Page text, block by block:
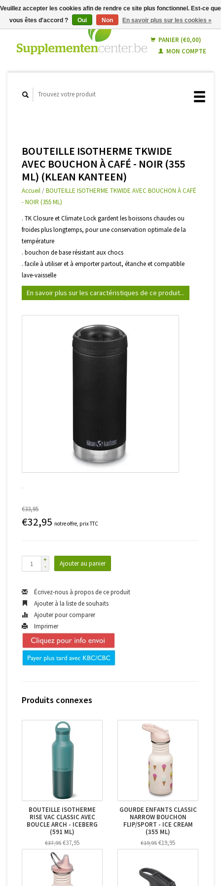
Français
PANIER (€0,00)
MON COMPTE
BOUTEILLE ISOTHERME TKWIDE
AVEC BOUCHON À CAFÉ - NOIR (355
ML) (KLEAN KANTEEN)
Accueil /BOUTEILLE ISOTHERME TKWIDE AVEC BOUCHON À CAFÉ
- NOIR (355 ML)
. TK Closure et Climate Lock gardent les boissons chaudes ou
froides plus longtemps, pour une conservation optimale de la
température
. bouchon de base résistant aux chocs
. facile à utiliser et à emporter partout, étanche et compatible
lave-vaisselle
En savoir plus sur les caractéristiques de ce produit...
€33,95
€32,95 notre offre, prix TTC
+
-
Ajouter au panier
Écrivez-nous à propos de ce produit
Ajouter à la liste de souhaits
Ajouter pour comparer
Imprimer
Produits connexes
BOUTEILLE ISOTHERME
RISE VAC CLASSIC AVEC
BOUCLE ARCH - ICEBERG
(591 ML)
€37,95 €37,95
GOURDE ENFANTS CLASSIC
NARROW BOUCHON
FLIP/SPORT - ICE CREAM
(355 ML)
€19,95 €19,95
Veuillez accepter les cookies afin de rendre ce site plus fonctionnel. Est-ce que
vous êtes d'accord ?
Oui Non En savoir plus sur les cookies »